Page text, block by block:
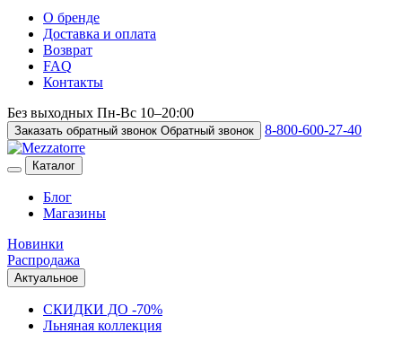
О бренде
Доставка и оплата
Возврат
FAQ
Контакты
Без выходных Пн-Вс 10–20:00
Заказать обратный звонок Обратный звонок 8-800-600-27-40
Каталог
Блог
Магазины
Новинки
Распродажа
Актуальное
СКИДКИ ДО -70%
Льняная коллекция